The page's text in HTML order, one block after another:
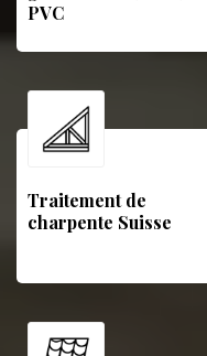
PVC
Traitement de
charpente Suisse